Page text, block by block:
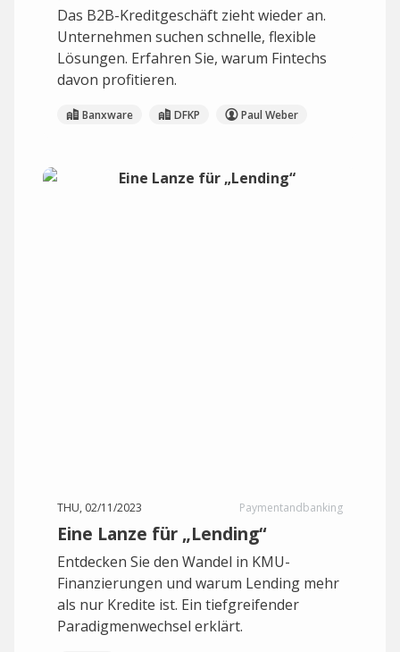
Das B2B-Kreditgeschäft zieht wieder an.
Unternehmen suchen schnelle, flexible
Lösungen. Erfahren Sie, warum Fintechs
davon profitieren.
Banxware DFKP Paul Weber
THU, 02/11/2023 Paymentandbanking
Eine Lanze für „Lending“
Entdecken Sie den Wandel in KMU-
Finanzierungen und warum Lending mehr
als nur Kredite ist. Ein tiefgreifender
Paradigmenwechsel erklärt.